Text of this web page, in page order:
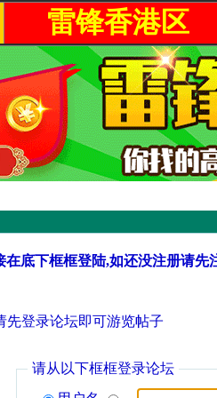
雷锋香港区
在底下框框登陆,如还没注册请先
先登录论坛即可游览帖子
请从以下框框登录论坛